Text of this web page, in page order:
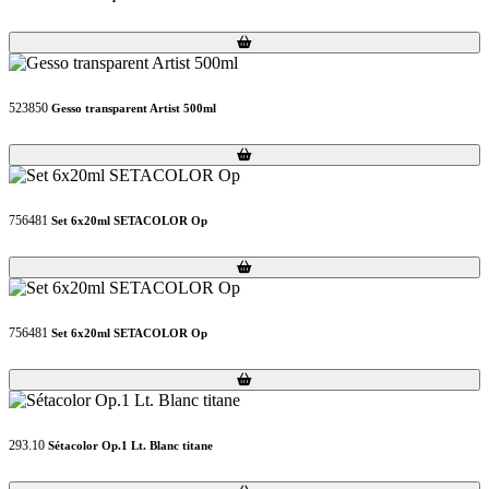
Loading...
Loading...
523850 Gesso transparent Artist 500ml
Loading...
Loading...
756481 Set 6x20ml SETACOLOR Op
Loading...
Loading...
756481 Set 6x20ml SETACOLOR Op
Loading...
Loading...
293.10 Sétacolor Op.1 Lt. Blanc titane